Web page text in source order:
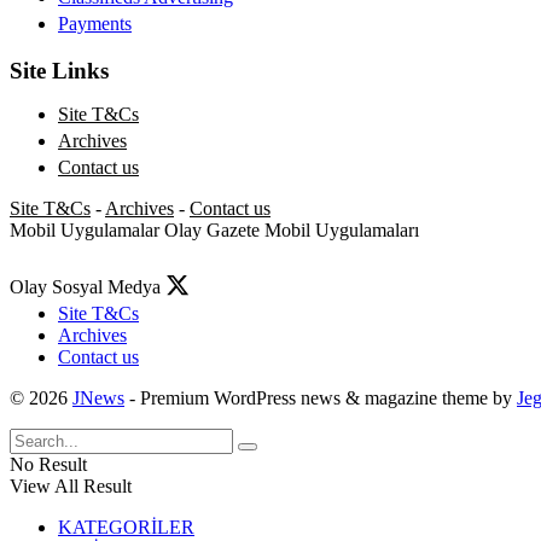
Payments
Site Links
Site T&Cs
Archives
Contact us
Site T&Cs - Archives - Contact us
Mobil Uygulamalar Olay Gazete Mobil Uygulamaları
Olay Sosyal Medya
Site T&Cs
Archives
Contact us
© 2026 JNews - Premium WordPress news & magazine theme by
No Result
View All Result
KATEGORİLER